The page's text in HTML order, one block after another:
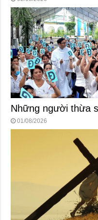
Những người thừa
01/08/2026